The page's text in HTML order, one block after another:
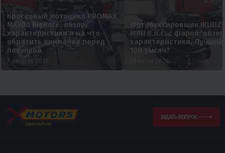
Кроссовый мотоцикл PROMAX
MX300 BigBore: обзор,
характеристики и на что
обратить внимание перед
покупкой
7 августа 2026
Мотобуксировщик
MINI 8 л.с. с фарой:
характеристики. Лучший
100 тысяч?
31 июля 2026
ЗАДАТЬ ВОПРОС